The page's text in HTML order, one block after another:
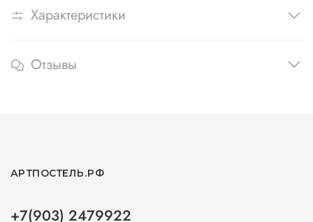
Характеристики
Отзывы
АРТПОСТЕЛЬ.РФ
+7(903) 2479922